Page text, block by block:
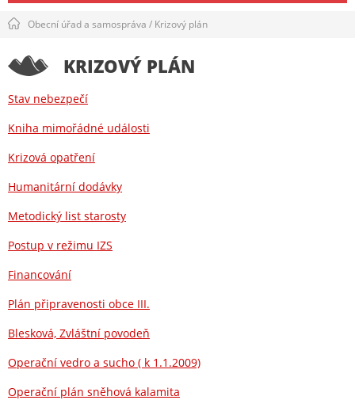
Obecní úřad a samospráva / Krizový plán
KRIZOVÝ PLÁN
Stav nebezpečí
Kniha mimořádné události
Krizová opatření
Humanitární dodávky
Metodický list starosty
Postup v režimu IZS
Financování
Plán připravenosti obce III.
Blesková, Zvláštní povodeň
Operační vedro a sucho ( k 1.1.2009)
Operační plán sněhová kalamita